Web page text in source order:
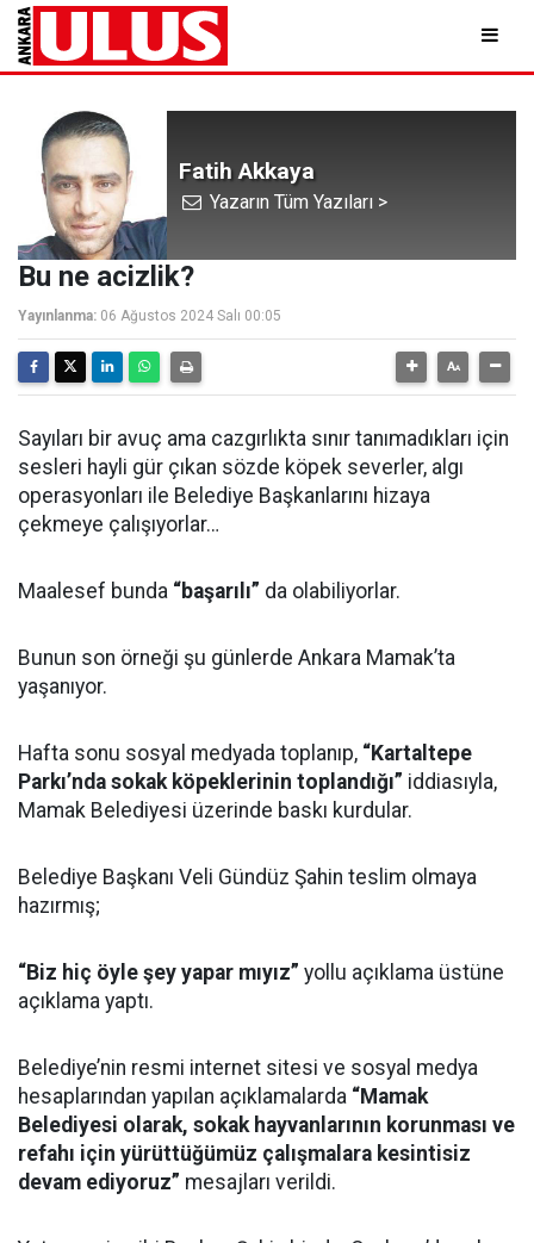
Fatih Akkaya
Yazarın Tüm Yazıları >
Bu ne acizlik?
Yayınlanma: 06 Ağustos 2024 Salı 00:05
Sayıları bir avuç ama cazgırlıkta sınır tanımadıkları için
sesleri hayli gür çıkan sözde köpek severler, algı
operasyonları ile Belediye Başkanlarını hizaya
çekmeye çalışıyorlar…
Maalesef bunda “başarılı” da olabiliyorlar.
Bunun son örneği şu günlerde Ankara Mamak’ta
yaşanıyor.
Hafta sonu sosyal medyada toplanıp, “Kartaltepe
Parkı’nda sokak köpeklerinin toplandığı” iddiasıyla,
Mamak Belediyesi üzerinde baskı kurdular.
Belediye Başkanı Veli Gündüz Şahin teslim olmaya
hazırmış;
“Biz hiç öyle şey yapar mıyız” yollu açıklama üstüne
açıklama yaptı.
Belediye’nin resmi internet sitesi ve sosyal medya
hesaplarından yapılan açıklamalarda “Mamak
Belediyesi olarak, sokak hayvanlarının korunması ve
refahı için yürüttüğümüz çalışmalara kesintisiz
devam ediyoruz” mesajları verildi.